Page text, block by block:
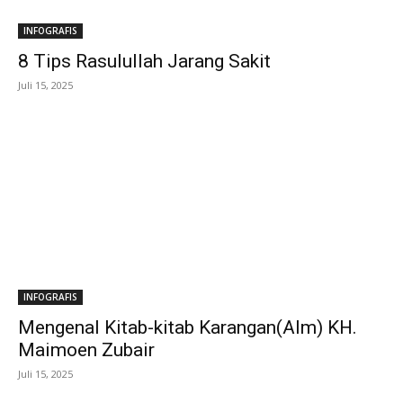
INFOGRAFIS
8 Tips Rasulullah Jarang Sakit
Juli 15, 2025
INFOGRAFIS
Mengenal Kitab-kitab Karangan(Alm) KH.
Maimoen Zubair
Juli 15, 2025